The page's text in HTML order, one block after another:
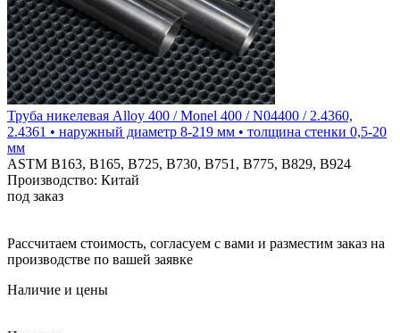
Труба никелевая Alloy 400 / Monel 400 / N04400 / 2.4360,
2.4361 • наружный диаметр 8-219 мм • толщина стенки 0,5-20
мм
ASTM B163, B165, B725, B730, B751, B775, B829, B924
Производство: Китай
под заказ
Рассчитаем стоимость, согласуем с вами и разместим заказ на
производстве по вашей заявке
Наличие и цены